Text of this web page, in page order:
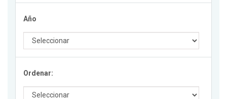
Año
Ordenar: